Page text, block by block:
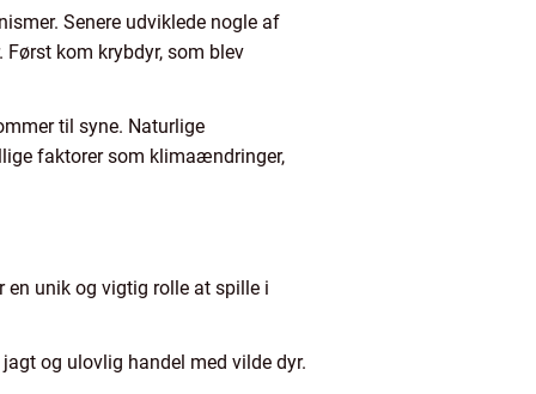
Senere udviklede nogle af
kom krybdyr, som blev
til syne. Naturlige
faktorer som klimaændringer,
en unik og vigtig rolle at spille i
og ulovlig handel med vilde dyr.